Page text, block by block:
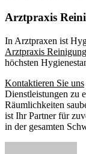
Arztpraxis
In Arztpraxen ist
Arztpraxis Reinigung
höchsten
Kontaktieren Sie uns
Dienstleistungen zu
Räumlichkeiten
ist Ihr Partner für
in der gesamten